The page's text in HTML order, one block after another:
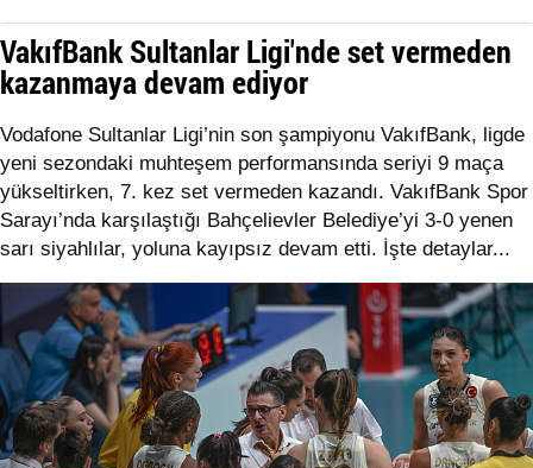
VakıfBank Sultanlar Ligi'nde set vermeden
kazanmaya devam ediyor
Vodafone Sultanlar Ligi’nin son şampiyonu VakıfBank, ligde
yeni sezondaki muhteşem performansında seriyi 9 maça
yükseltirken, 7. kez set vermeden kazandı. VakıfBank Spor
Sarayı’nda karşılaştığı Bahçelievler Belediye’yi 3-0 yenen
sarı siyahlılar, yoluna kayıpsız devam etti. İşte detaylar...